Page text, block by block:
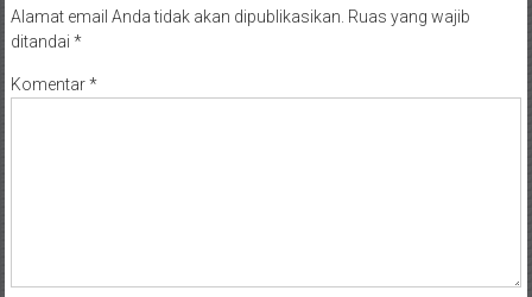
Alamat email Anda tidak akan dipublikasikan. Ruas yang wajib
ditandai *
Komentar*